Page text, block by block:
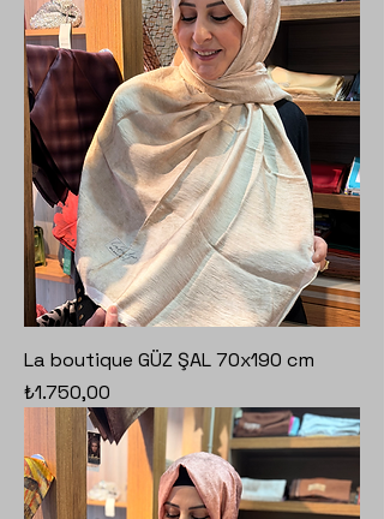
La boutique GÜZ ŞAL 70x190 cm
Fiyat
₺1.750,00